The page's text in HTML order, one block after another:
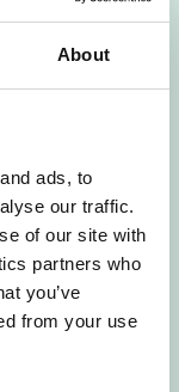
About
ads, to
our traffic.
of our site with
partners who
you’ve
from your use